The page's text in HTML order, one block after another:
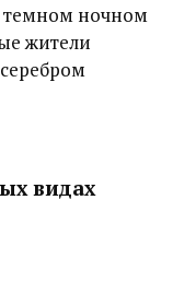
темном ночном
жители
видах